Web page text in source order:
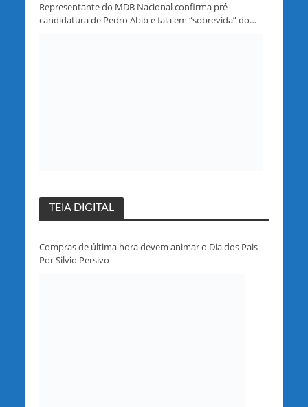
Representante do MDB Nacional confirma pré-
candidatura de Pedro Abib e fala em “sobrevida” do
TEIA DIGITAL
Compras de última hora devem animar o Dia dos Pais –
Por Silvio Persivo